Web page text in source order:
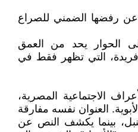
عن رفضها الضمني للصراع
الحوار يحد من العمق
التي تظهر فقط في
الاجتماعية المصرية،
العنوان نفسه مفارقة
بينما يكشف النص عن